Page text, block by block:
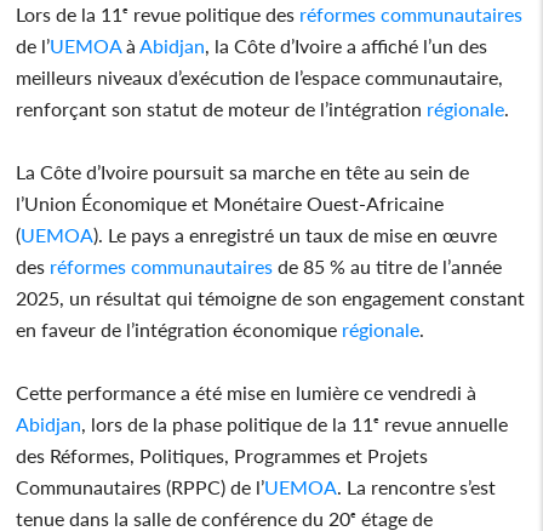
Lors de la 11ᵉ revue politique des réformes communautaires
de l’UEMOAà Abidjan, la Côte d’Ivoire a affiché l’un des
meilleurs niveaux d’exécution de l’espace communautaire,
renforçant son statut de moteur de l’intégration régionale.
La Côte d’Ivoire poursuit sa marche en tête au sein de
l’Union Économique et Monétaire Ouest-Africaine
(UEMOA). Le pays a enregistré un taux de mise en œuvre
des réformes communautaires de 85 % au titre de l’année
2025, un résultat qui témoigne de son engagement constant
en faveur de l’intégration économique régionale.
Cette performance a été mise en lumière ce vendredi à
Abidjan, lors de la phase politique de la 11ᵉ revue annuelle
des Réformes, Politiques, Programmes et Projets
Communautaires (RPPC) de l’UEMOA. La rencontre s’est
tenue dans la salle de conférence du 20ᵉ étage de